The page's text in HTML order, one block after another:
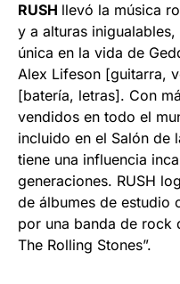
RUSH llevó la música
y a alturas
única en la vida de
Alex Lifeson [guitarra,
[batería, letras]. Con
vendidos en todo el
incluido en el Salón de
tiene una influencia
generaciones. RUSH
de álbumes de estudio
por una banda de rock
The Rolling Stones”.